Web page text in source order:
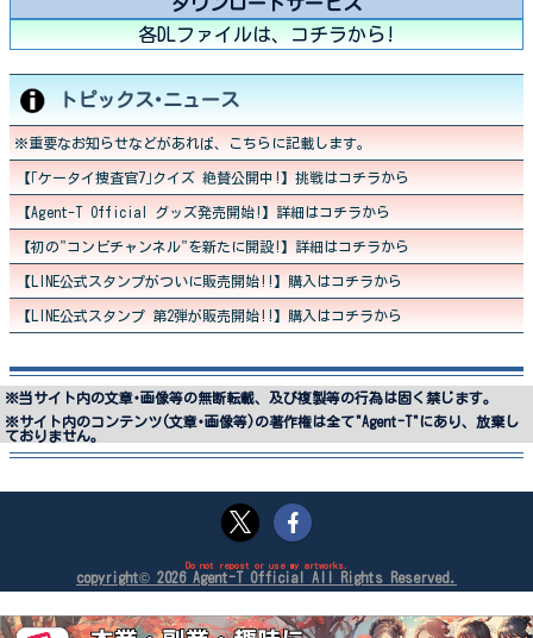
各DLファイルは、コチラから!
トピックス･ニュース
※重要なお知らせなどがあれば、こちらに記載します。
【｢ケータイ捜査官7｣クイズ 絶賛公開中!】挑戦はコチラから
【Agent-T Official グッズ発売開始!】詳細はコチラから
【初の"コンビチャンネル"を新たに開設!】詳細はコチラから
【LINE公式スタンプがついに販売開始!!】購入はコチラから
【LINE公式スタンプ 第2弾が販売開始!!】購入はコチラから
※当サイト内の文章･画像等の無断転載、及び複製等の行為は固く禁じます。
※サイト内のコンテンツ(文章･画像等)の著作権は全て"Agent-T"にあり、放棄し
ておりません。
Do not repost or use my artworks.
copyright© 2026 Agent-T Official All Rights Reserved.